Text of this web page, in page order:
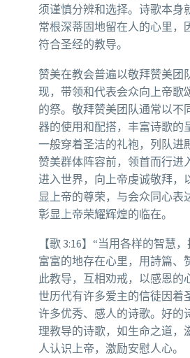
须谨慎分辨和选择。诗歌本身
常根深蒂固地留在人的心里，
符合圣经的教导。
赞美在教会普遍以敬拜赞美团
现，带领和代表会众向上帝歌
的祭。敬拜赞美团队通常以不
器的使用和配搭，丰富诗歌的
一般穿着圣洁的礼袍，列队进
赞美群体阵容前，领首而行进
进入世界，向上帝虔诚敬拜，
显上帝的尊荣，与会众同心表
彰显上帝荣耀辉煌的临在。
【歌 3:16】“当用各样的智慧
富富的地存在心里，用詩篇、
此教导，互相劝戒，以感恩的
世历代有许多爱主的信徒因着
许多优秀、感人的诗歌。好的
理教导的诗歌，如生命之道，
人认识上帝，激励安慰人心。